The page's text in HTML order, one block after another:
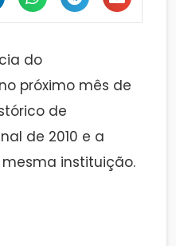
do
próximo mês de
de
de 2010 e a
instituição.